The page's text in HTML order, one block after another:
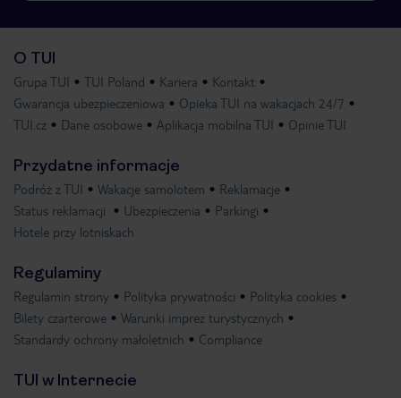
O TUI
Grupa TUI TUI Poland Kariera
Kontakt
Gwarancja ubezpieczeniowa
Opieka TUI na wakacjach 24/7
TUI.cz
Dane osobowe Aplikacja mobilna TUI Opinie TUI
Przydatne informacje
Podróż z TUI Wakacje samolotem
Reklamacje
Status reklamacji
Ubezpieczenia
Parkingi
Hotele przy lotniskach
Regulaminy
Regulamin strony Polityka prywatności
Polityka cookies
Bilety czarterowe
Warunki imprez turystycznych
Standardy ochrony małoletnich
Compliance
TUI w Internecie